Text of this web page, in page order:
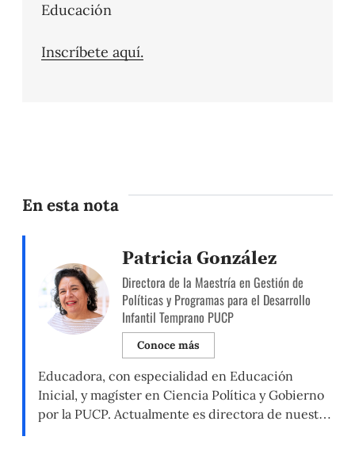
Educación
Inscríbete aquí.
En esta nota
Patricia González
Directora de la Maestría en Gestión de
Políticas y Programas para el Desarrollo
Infantil Temprano PUCP
Conoce más
Educadora, con especialidad en Educación
Inicial, y magíster en Ciencia Política y Gobierno
por la PUCP. Actualmente es directora de nuestra